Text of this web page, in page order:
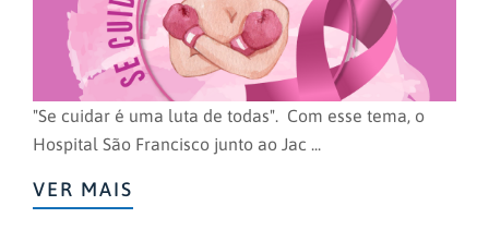
"Se cuidar é uma luta de todas". Com esse tema, o
Hospital São Francisco junto ao Jac ...
VER MAIS